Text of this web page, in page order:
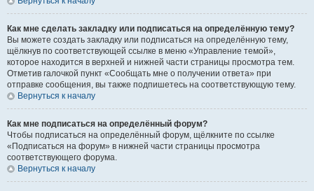
Как мне сделать закладку или подписаться на определённую тему?
Вы можете создать закладку или подписаться на определённую тему,
щёлкнув по соответствующей ссылке в меню «Управление темой»,
которое находится в верхней и нижней части страницы просмотра тем.
Отметив галочкой пункт «Сообщать мне о получении ответа» при
отправке сообщения, вы также подпишетесь на соответствующую тему.
Вернуться к началу
Как мне подписаться на определённый форум?
Чтобы подписаться на определённый форум, щёлкните по ссылке
«Подписаться на форум» в нижней части страницы просмотра
соответствующего форума.
Вернуться к началу